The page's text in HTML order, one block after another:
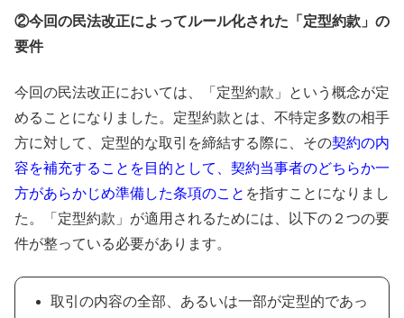
②今回の民法改正によってルール化された「定型約款」の
要件
今回の民法改正においては、「定型約款」という概念が定
めることになりました。定型約款とは、不特定多数の相手
方に対して、定型的な取引を締結する際に、その契約の内
容を補充することを目的として、契約当事者のどちらか一
方があらかじめ準備した条項のこと を指すことになりまし
た。「定型約款」が適用されるためには、以下の２つの要
件が整っている必要があります。
取引の内容の全部、あるいは一部が定型的であっ